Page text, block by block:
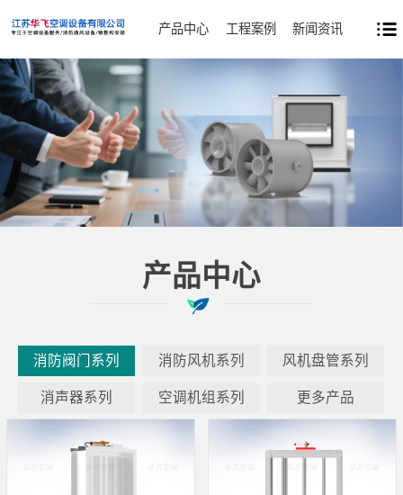
产品中心 工程案例 新闻资讯
产品中心
消防阀门系列 消防风机系列 风机盘管系列
消声器系列 空调机组系列 更多产品